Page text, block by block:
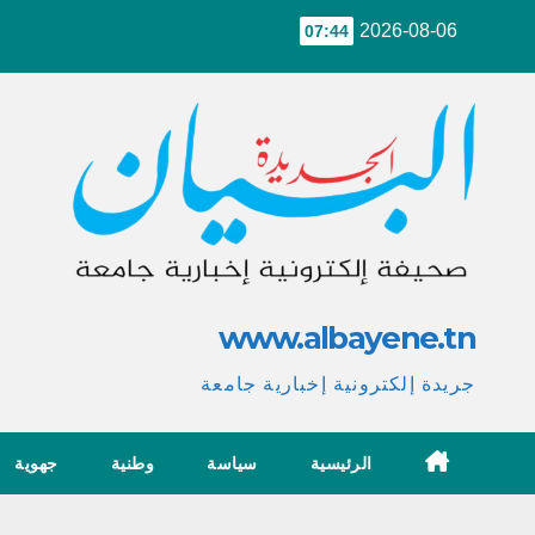
2026-08-06
07:44
www.albayene.tn
جريدة إلكترونية إخبارية جامعة
الرئيسية سياسة وطنية جهوية